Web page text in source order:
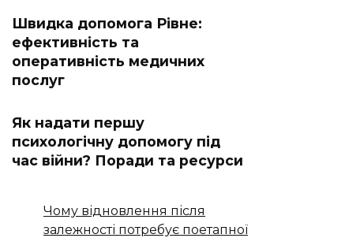
Швидка допомога Рівне:
ефективність та
оперативність медичних
послуг
Як надати першу
психологічну допомогу під
час війни? Поради та ресурси
Чому відновлення після
залежності потребує поетапної